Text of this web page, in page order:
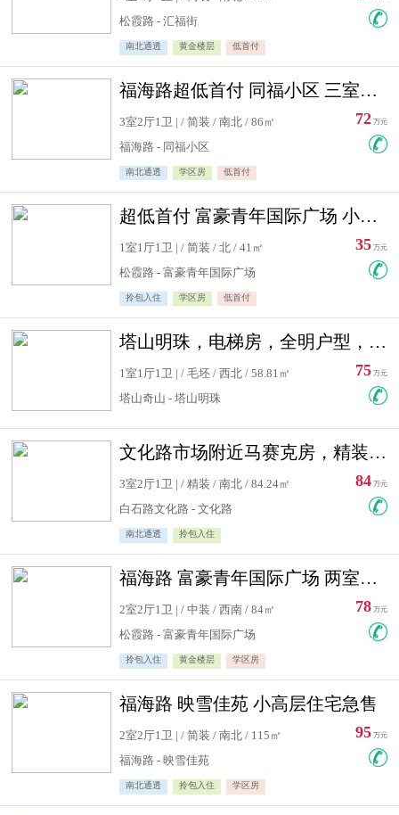
松霞路 - 汇福街
南北通透 黄金楼层 低首付
福海路超低首付 同福小区 三室住宅急售
3室2厅1卫 | / 简装 / 南北 / 86㎡
福海路 - 同福小区
南北通透 学区房 低首付
72 万元
超低首付 富豪青年国际广场 小高层住宅急售
1室1厅1卫 | / 简装 / 北 / 41㎡
松霞路 - 富豪青年国际广场
拎包入住 学区房 低首付
35 万元
塔山明珠，电梯房，全明户型，视野好，毛坯房，看房有钥匙
1室1厅1卫 | / 毛坯 / 西北 / 58.81㎡
塔山奇山 - 塔山明珠
75 万元
文化路市场附近马赛克房，精装修三居室，南北通透，实用面积大
3室2厅1卫 | / 精装 / 南北 / 84.24㎡
白石路文化路 - 文化路
南北通透 拎包入住
84 万元
福海路 富豪青年国际广场 两室住宅急售
2室2厅1卫 | / 中装 / 西南 / 84㎡
松霞路 - 富豪青年国际广场
拎包入住 黄金楼层 学区房
78 万元
福海路 映雪佳苑 小高层住宅急售
2室2厅1卫 | / 简装 / 南北 / 115㎡
福海路 - 映雪佳苑
南北通透 拎包入住 学区房
95 万元